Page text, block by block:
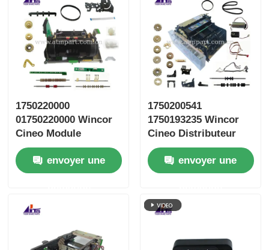
1750220000
01750220000 Wincor
Cineo Module
d'entrée et de sortie
CRS
envoyer une
1750200541
1750193235 Wincor
Cineo Distributeur
Module CRS pièces
ATM
envoyer une